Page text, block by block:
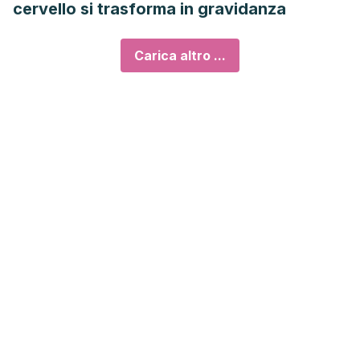
cervello si trasforma in gravidanza
Carica altro ...